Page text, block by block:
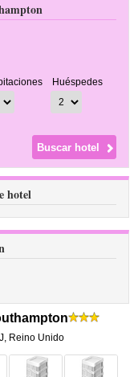
Huéspedes
hotel
Reino Unido